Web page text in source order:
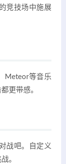
竞技场中施展
Meteor等音乐
更带感。
战吧。自定义
。